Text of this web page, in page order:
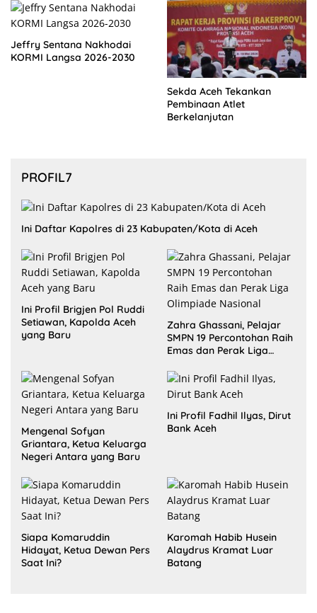
Jeffry Sentana Nakhodai
KORMI Langsa 2026-2030
Sekda Aceh Tekankan
Pembinaan Atlet
Berkelanjutan
PROFIL7
Ini Daftar Kapolres di 23 Kabupaten/Kota di Aceh
Ini Profil Brigjen Pol Ruddi
Setiawan, Kapolda Aceh
yang Baru
Zahra Ghassani, Pelajar
SMPN 19 Percontohan Raih
Emas dan Perak Liga
Mengenal Sofyan
Griantara, Ketua Keluarga
Negeri Antara yang Baru
Ini Profil Fadhil Ilyas, Dirut
Bank Aceh
Siapa Komaruddin
Hidayat, Ketua Dewan Pers
Saat Ini?
Karomah Habib Husein
Alaydrus Kramat Luar
Batang